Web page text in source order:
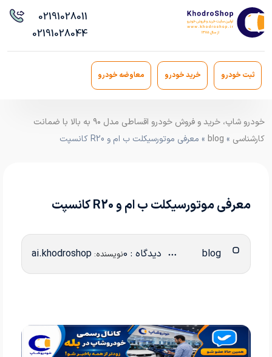
02191028011
02191028044
ثبت خودرو خرید خودرو معاوضه خودرو
خودرو شاپ، خرید و فروش خودرو اقساطی مدل ۹۰ به بالا با ضمانت
کارشناسی »
blog » معرفی موتورسیکلت ب‌ ام‌ و R20 کانسپت
معرفی موتورسیکلت ب‌ ام‌ و R20 کانسپت
دیدگاه : 0 نویسنده:ai.khodroshop